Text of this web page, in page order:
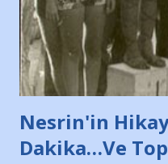
Belediyesi ile mağazaların
de kınıyoruz'' diye de
yazının hemen ardından bu
Nesrin'in
Dakika…Ve